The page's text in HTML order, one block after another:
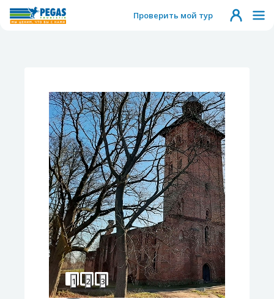
Проверить мой тур
1 2 3